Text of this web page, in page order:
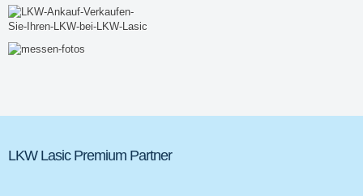
LKW Lasic Premium Partner